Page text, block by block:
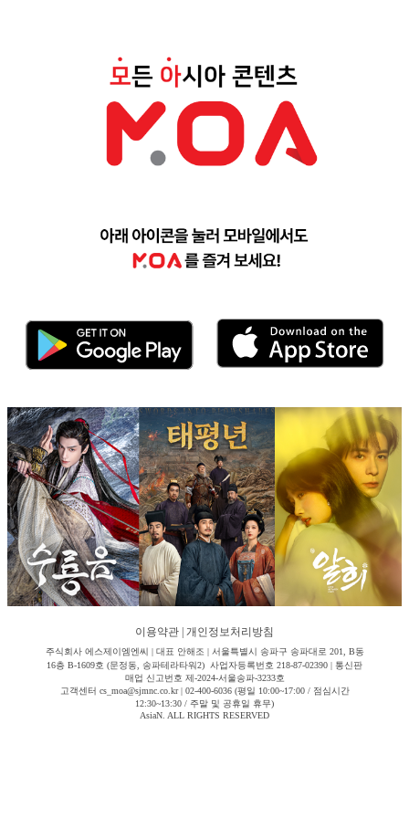
이용약관 개인정보처리방침
주식회사 에스제이엠엔씨 | 대표 안해조 | 서울특별시 송파구 송파대로 201, B동
16층 B-1609호 (문정동, 송파테라타워2) 사업자등록번호 218-87-02390 | 통신판
매업 신고번호 제-2024-서울송파-3233호
고객센터 cs_moa@sjmnc.co.kr | 02-400-6036 (평일 10:00~17:00 / 점심시간
12:30~13:30 / 주말 및 공휴일 휴무)
AsiaN. ALL RIGHTS RESERVED